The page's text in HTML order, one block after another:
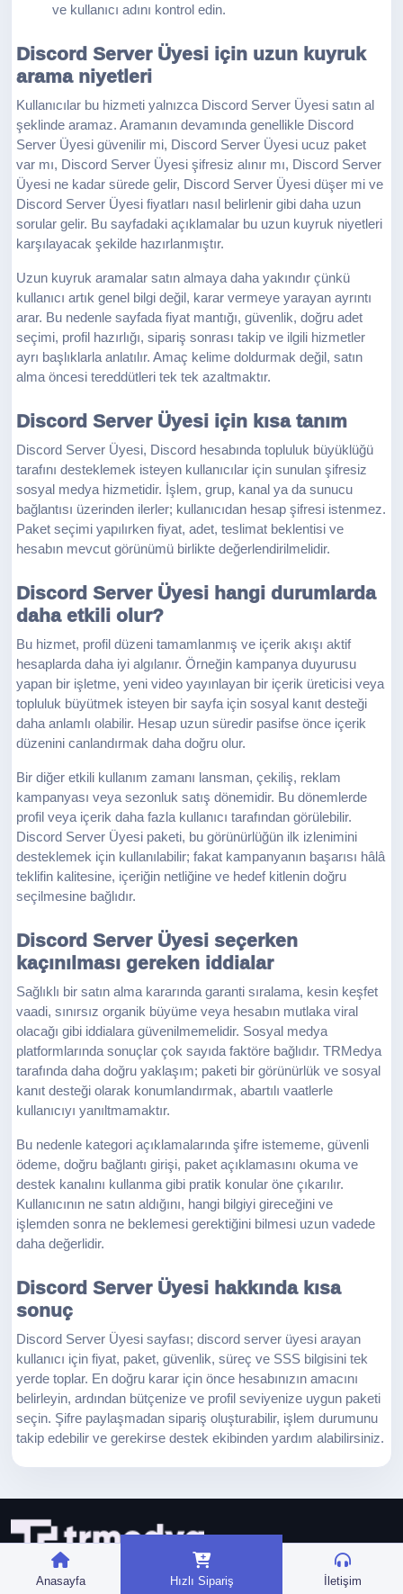
ve kullanıcı adını kontrol edin.
Discord Server Üyesi için uzun kuyruk
arama niyetleri
Kullanıcılar bu hizmeti yalnızca Discord Server Üyesi satın al
şeklinde aramaz. Aramanın devamında genellikle Discord
Server Üyesi güvenilir mi, Discord Server Üyesi ucuz paket
var mı, Discord Server Üyesi şifresiz alınır mı, Discord Server
Üyesi ne kadar sürede gelir, Discord Server Üyesi düşer mi ve
Discord Server Üyesi fiyatları nasıl belirlenir gibi daha uzun
sorular gelir. Bu sayfadaki açıklamalar bu uzun kuyruk niyetleri
karşılayacak şekilde hazırlanmıştır.
Uzun kuyruk aramalar satın almaya daha yakındır çünkü
kullanıcı artık genel bilgi değil, karar vermeye yarayan ayrıntı
arar. Bu nedenle sayfada fiyat mantığı, güvenlik, doğru adet
seçimi, profil hazırlığı, sipariş sonrası takip ve ilgili hizmetler
ayrı başlıklarla anlatılır. Amaç kelime doldurmak değil, satın
alma öncesi tereddütleri tek tek azaltmaktır.
Discord Server Üyesi için kısa tanım
Discord Server Üyesi, Discord hesabında topluluk büyüklüğü
tarafını desteklemek isteyen kullanıcılar için sunulan şifresiz
sosyal medya hizmetidir. İşlem, grup, kanal ya da sunucu
bağlantısı üzerinden ilerler; kullanıcıdan hesap şifresi istenmez.
Paket seçimi yapılırken fiyat, adet, teslimat beklentisi ve
hesabın mevcut görünümü birlikte değerlendirilmelidir.
Discord Server Üyesi hangi durumlarda
daha etkili olur?
Bu hizmet, profil düzeni tamamlanmış ve içerik akışı aktif
hesaplarda daha iyi algılanır. Örneğin kampanya duyurusu
yapan bir işletme, yeni video yayınlayan bir içerik üreticisi veya
topluluk büyütmek isteyen bir sayfa için sosyal kanıt desteği
daha anlamlı olabilir. Hesap uzun süredir pasifse önce içerik
düzenini canlandırmak daha doğru olur.
Bir diğer etkili kullanım zamanı lansman, çekiliş, reklam
kampanyası veya sezonluk satış dönemidir. Bu dönemlerde
profil veya içerik daha fazla kullanıcı tarafından görülebilir.
Discord Server Üyesi paketi, bu görünürlüğün ilk izlenimini
desteklemek için kullanılabilir; fakat kampanyanın başarısı hâlâ
teklifin kalitesine, içeriğin netliğine ve hedef kitlenin doğru
seçilmesine bağlıdır.
Discord Server Üyesi seçerken
kaçınılması gereken iddialar
Sağlıklı bir satın alma kararında garanti sıralama, kesin keşfet
vaadi, sınırsız organik büyüme veya hesabın mutlaka viral
olacağı gibi iddialara güvenilmemelidir. Sosyal medya
platformlarında sonuçlar çok sayıda faktöre bağlıdır. TRMedya
tarafında daha doğru yaklaşım; paketi bir görünürlük ve sosyal
kanıt desteği olarak konumlandırmak, abartılı vaatlerle
kullanıcıyı yanıltmamaktır.
Bu nedenle kategori açıklamalarında şifre istememe, güvenli
ödeme, doğru bağlantı girişi, paket açıklamasını okuma ve
destek kanalını kullanma gibi pratik konular öne çıkarılır.
Kullanıcının ne satın aldığını, hangi bilgiyi gireceğini ve
işlemden sonra ne beklemesi gerektiğini bilmesi uzun vadede
daha değerlidir.
Discord Server Üyesi hakkında kısa
sonuç
Discord Server Üyesi sayfası; discord server üyesi arayan
kullanıcı için fiyat, paket, güvenlik, süreç ve SSS bilgisini tek
yerde toplar. En doğru karar için önce hesabınızın amacını
belirleyin, ardından bütçenize ve profil seviyenize uygun paketi
seçin. Şifre paylaşmadan sipariş oluşturabilir, işlem durumunu
takip edebilir ve gerekirse destek ekibinden yardım alabilirsiniz.
Anasayfa Hızlı Sipariş İletişim